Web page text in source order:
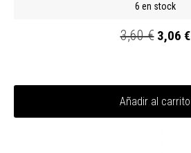
6 en stock
3,60 € 3,06 €
Añadir al carrito